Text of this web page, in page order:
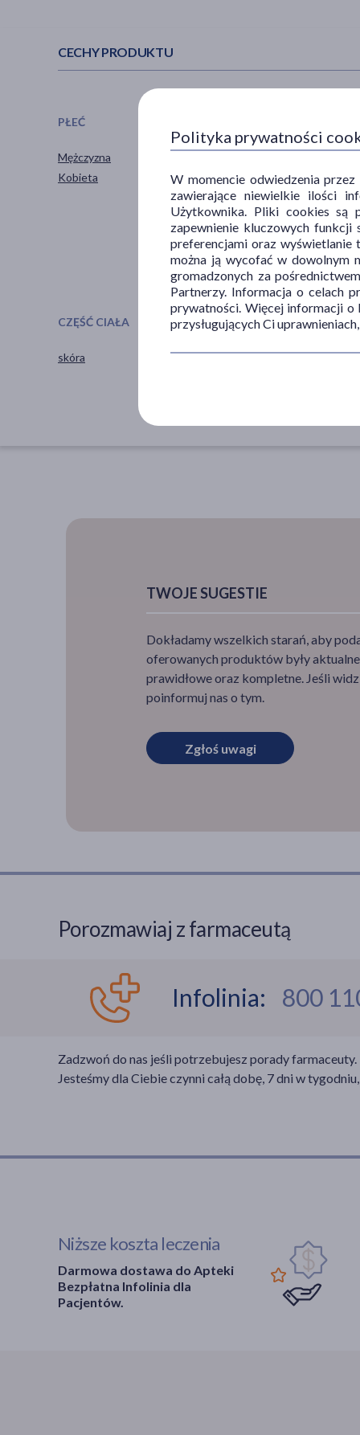
CECHY PRODUKTU
PŁEĆ
Mężczyzna
Kobieta
dla dorosłych
dla seniorów
20+
30+
pokaż więcej ...
CZĘŚĆ CIAŁA
skóra
SPECYFIKA
Koreańskie
TWOJE SUGESTIE
Dokładamy wszelkich starań, aby
oferowanych produktów były
prawidłowe oraz kompletne. Jeśli
poinformuj nas o tym.
Zgłoś uwagi
Porozmawiaj z farmaceutą
Infolinia: 800
Zadzwoń do nas jeśli potrzebujesz porady farmaceuty.
Jesteśmy dla Ciebie czynni całą dobę, 7 dni w
Niższe koszta leczenia
Darmowa dostawa do Apteki
Bezpłatna Infolinia dla
Pacjentów.
Polityka prywatności
W momencie odwiedzenia
zawierające niewielkie ilości
Użytkownika. Pliki cookies są
zapewnienie kluczowych funkcji
preferencjami oraz wyświetlanie
można ją wycofać w dowolnym
gromadzonych za
Partnerzy. Informacja o celach
prywatności. Więcej informacji o
przysługujących Ci